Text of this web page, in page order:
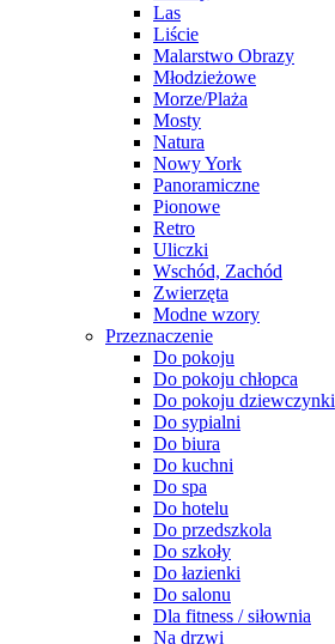
Las
Liście
Malarstwo Obrazy
Młodzieżowe
Morze/Plaża
Mosty
Natura
Nowy York
Panoramiczne
Pionowe
Retro
Uliczki
Wschód, Zachód
Zwierzęta
Modne wzory
Przeznaczenie
Do pokoju
Do pokoju chłopca
Do pokoju dziewczynki
Do sypialni
Do biura
Do kuchni
Do spa
Do hotelu
Do przedszkola
Do szkoły
Do łazienki
Do salonu
Dla fitness / siłownia
Na drzwi